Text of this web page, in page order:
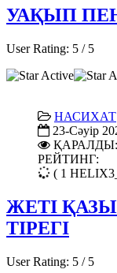
УАҚЫП
User Rating: 5 / 5
НАСИХАТ
23-Сәуір
ҚАРАЛДЫ:
РЕЙТИНГ:
( 1
ЖЕТІ
ТІРЕГІ
User Rating: 5 / 5